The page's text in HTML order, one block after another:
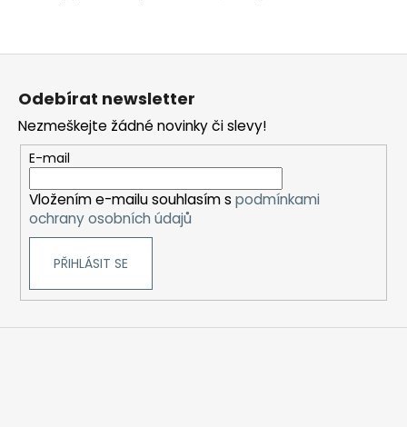
Odebírat newsletter
Nezmeškejte žádné novinky či slevy!
E-mail
Vložením e-mailu souhlasím s podmínkami
ochrany osobních údajů
PŘIHLÁSIT SE